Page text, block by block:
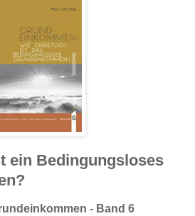
ein Bedingungsloses
- Band 6